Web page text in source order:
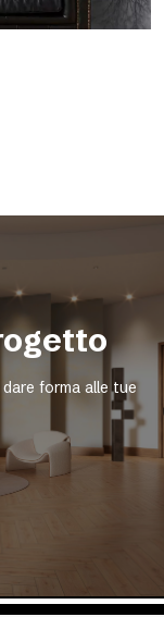
forma alle tue